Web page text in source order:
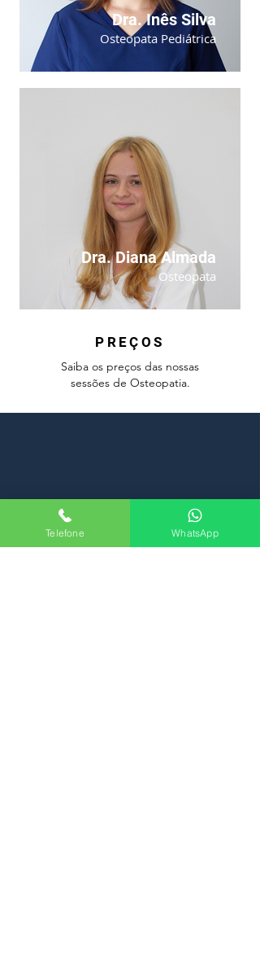
Dra. Inês Silva
Osteopata Pediátrica
Dra. Diana Almada
Osteopata
PREÇOS
Saiba os preços das nossas
sessões de Osteopatia.
Osteopatia Pediátrica: 60€
Osteopatia Geral: 50€
Telefone WhatsApp